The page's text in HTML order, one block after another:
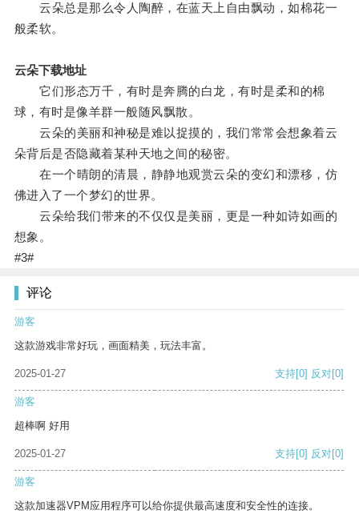
云朵总是那么令人陶醉，在蓝天上自由飘动，如棉花一
般柔软。
云朵下载地址
它们形态万千，有时是奔腾的白龙，有时是柔和的棉
球，有时是像羊群一般随风飘散。
云朵的美丽和神秘是难以捉摸的，我们常常会想象着云
朵背后是否隐藏着某种天地之间的秘密。
在一个晴朗的清晨，静静地观赏云朵的变幻和漂移，仿
佛进入了一个梦幻的世界。
云朵给我们带来的不仅仅是美丽，更是一种如诗如画的
想象。
#3#
评论
游客
这款游戏非常好玩，画面精美，玩法丰富。
2025-01-27 支持[0] 反对[0]
游客
超棒啊 好用
2025-01-27 支持[0] 反对[0]
游客
这款加速器VPM应用程序可以给你提供最高速度和安全性的连接。